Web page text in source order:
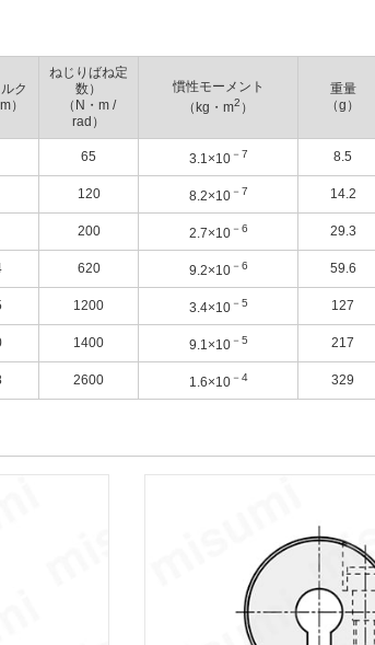
ク
）
ねじりばね定
数）
（N・m /
rad）
慣性モーメント
（kg・m2 ）
重量
（g）
65 3.1×10－7 8.5
120 8.2×10－7 14.2
200 2.7×10－6 29.3
620 9.2×10－6 59.6
1200 3.4×10－5 127
1400 9.1×10－5 217
2600 1.6×10－4 329